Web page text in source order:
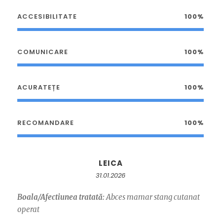
ACCESIBILITATE 100%
COMUNICARE 100%
ACURATEȚE 100%
RECOMANDARE 100%
LEICA
31.01.2026
Boala/Afectiunea tratată:Abces mamar stang cutanat
operat